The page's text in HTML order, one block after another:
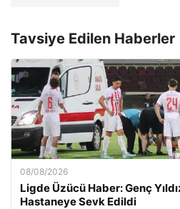
Tavsiye Edilen Haberler
08/08/2026
Ligde Üzücü Haber: Genç
Hastaneye Sevk Edildi